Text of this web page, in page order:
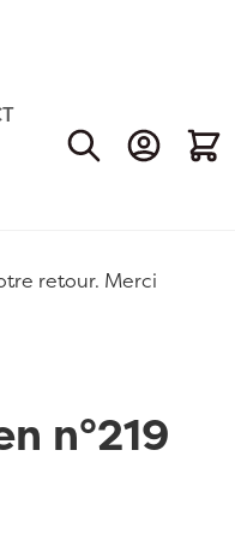
retour. Merci
n°219